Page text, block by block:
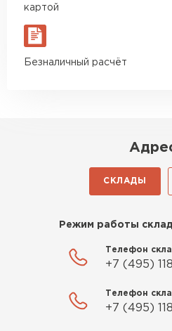
картой
Безналичный расчёт
СКЛАДЫ
Режим работы
Телефон
+7 (495)
Телефон
+7 (495)